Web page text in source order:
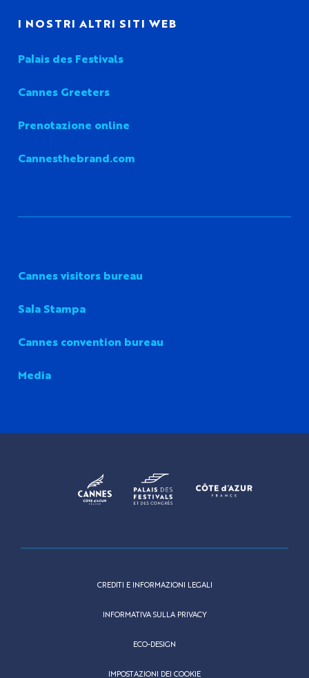
I NOSTRI ALTRI SITI WEB
Palais des Festivals
Cannes Greeters
Prenotazione online
Cannesthebrand.com
Cannes visitors bureau
Sala Stampa
Cannes convention bureau
Media
CREDITI E INFORMAZIONI LEGALI
INFORMATIVA SULLA PRIVACY
ECO-DESIGN
IMPOSTAZIONI DEI COOKIE